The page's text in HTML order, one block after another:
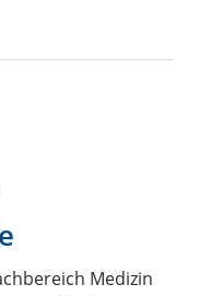
Medizin